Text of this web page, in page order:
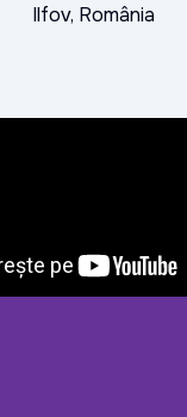
Ilfov, România